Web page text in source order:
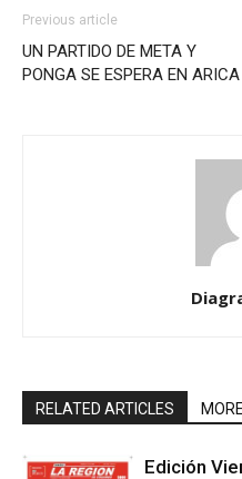
Previous article
UN PARTIDO DE META Y
PONGA SE ESPERA EN ARICA
RELATED ARTICLES
Edición